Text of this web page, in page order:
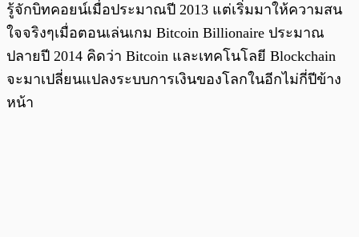
รู้จักบิทคอยน์เมื่อประมาณปี 2013 แต่เริ่มมาให้ความสน
ใจจริงๆเมื่อตอนเล่นเกม Bitcoin Billionaire ประมาณ
ปลายปี 2014 คิดว่า Bitcoin และเทคโนโลยี Blockchain
จะมาเปลี่ยนแปลงระบบการเงินของโลกในอีกไม่กี่ปีข้าง
หน้า